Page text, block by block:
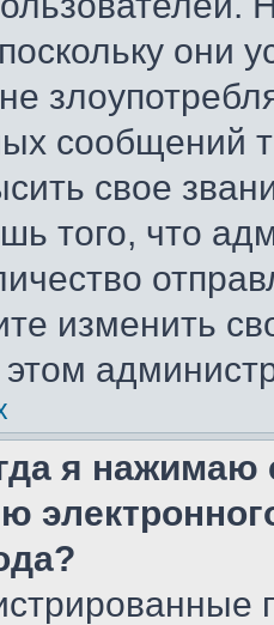
они
сообщений
свое
того, что
изменить
этом
я нажимаю